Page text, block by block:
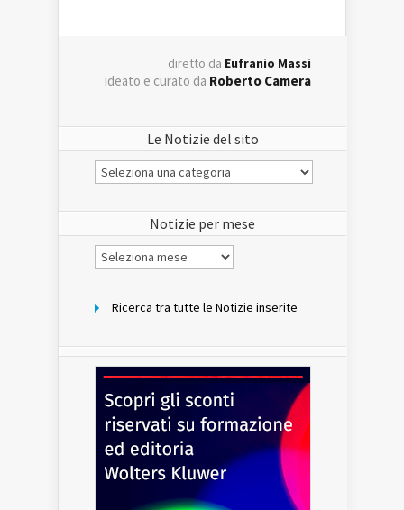
diretto da Eufranio Massi
ideato e curato da Roberto Camera
Le Notizie del sito
Le
Notizie
Notizie per mese
Notizie
per
Ricerca tra tutte le Notizie inserite